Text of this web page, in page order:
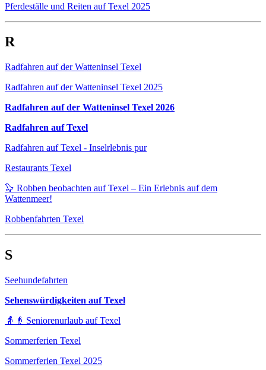
Pferdeställe und Reiten auf Texel 2025
R
Radfahren auf der Watteninsel Texel
Radfahren auf der Watteninsel Texel 2025
Radfahren auf der Watteninsel Texel 2026
Radfahren auf Texel
Radfahren auf Texel - Inselrlebnis pur
Restaurants Texel
🦭 Robben beobachten auf Texel – Ein Erlebnis auf dem
Wattenmeer!
Robbenfahrten Texel
S
Seehundefahrten
Sehenswürdigkeiten auf Texel
👵👴 Seniorenurlaub auf Texel
Sommerferien Texel
Sommerferien Texel 2025